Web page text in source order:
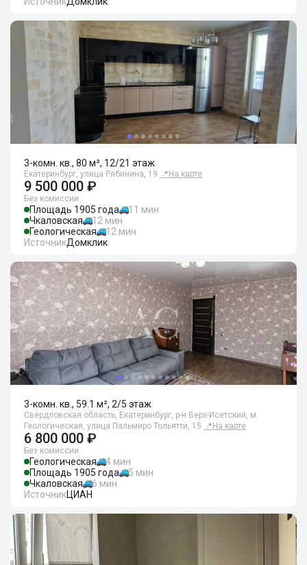
3-комн. кв., 80 м², 12/21 этаж
Екатеринбург, улица Рябинина, 19 📍 На карте
9 500 000 ₽
Без комиссии
Площадь 1905 года
11 мин
Чкаловская
12 мин
Геологическая
12 мин
ИсточникДомклик
3-комн. кв., 59.1 м², 2/5 этаж
Свердловская область, Екатеринбург, р-н Верх-Исетский, м.
Геологическая, улица Пальмиро Тольятти, 15 📍 На карте
6 800 000 ₽
Без комиссии
Геологическая
4 мин
Площадь 1905 года
5 мин
Чкаловская
6 мин
ИсточникЦИАН